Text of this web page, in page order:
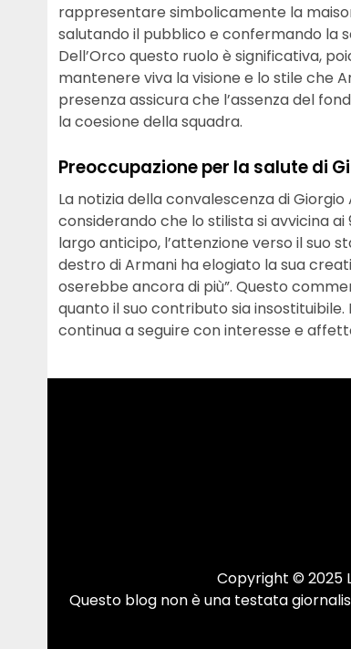
rappresentare simbolicamente la
salutando il pubblico e confermando la
Dell’Orco questo ruolo è significativa,
mantenere viva la visione e lo stile che
presenza assicura che l’assenza del
la coesione della squadra.
Preoccupazione per la salute di
La notizia della convalescenza di
considerando che lo stilista si avvicina
largo anticipo, l’attenzione verso il suo
destro di Armani ha elogiato la sua
oserebbe ancora di più”. Questo
quanto il suo contributo sia
continua a seguire con interesse e
Copyright © 2025
Questo blog non è una testata